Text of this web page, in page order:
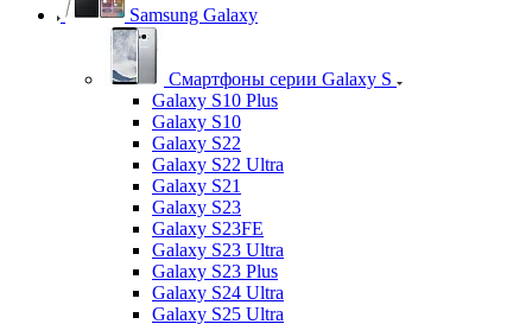
Samsung Galaxy
Смартфоны серии Galaxy S
Galaxy S10 Plus
Galaxy S10
Galaxy S22
Galaxy S22 Ultra
Galaxy S21
Galaxy S23
Galaxy S23FE
Galaxy S23 Ultra
Galaxy S23 Plus
Galaxy S24 Ultra
Galaxy S25 Ultra